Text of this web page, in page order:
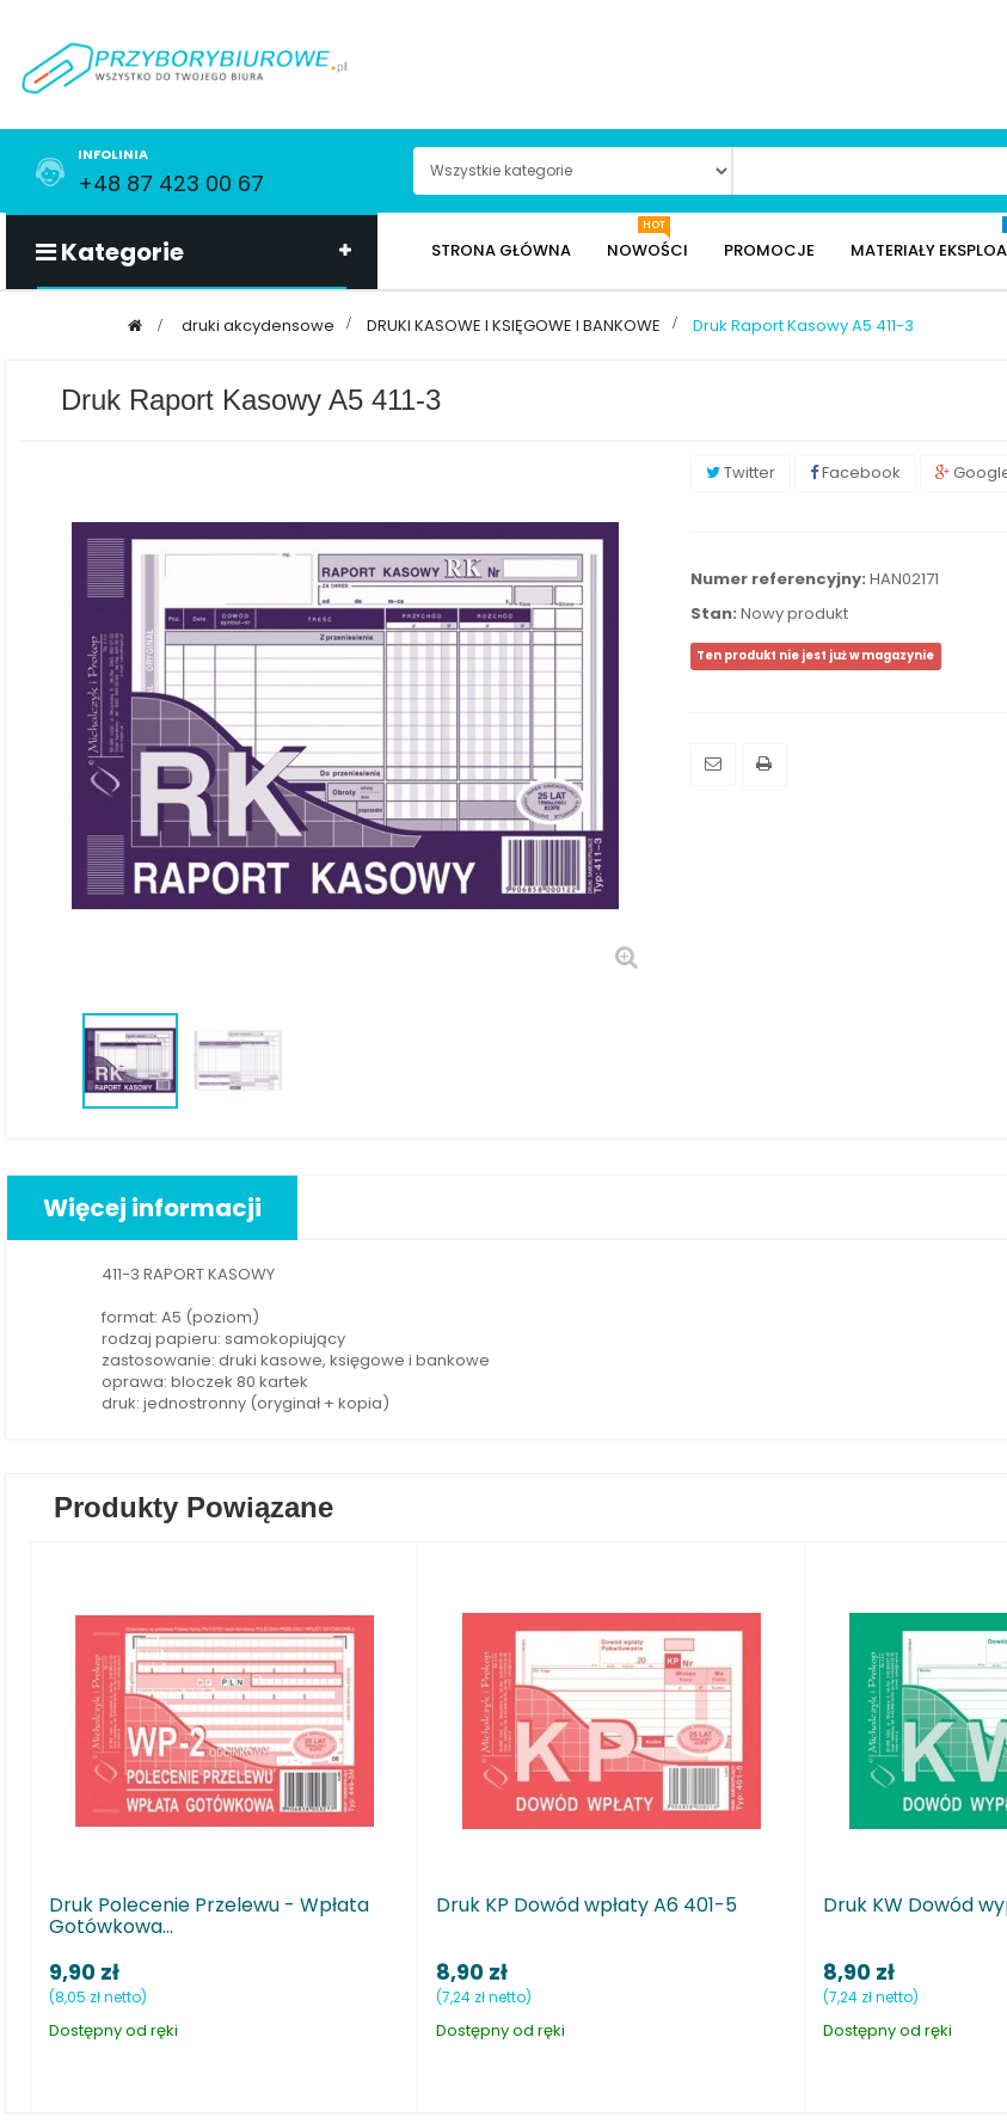
INFOLINIA
+48 87 423 00 67
Kategorie STRONA GŁÓWNA NOWOŚCI
HOT
PROMOCJE MATERIAŁY
> druki akcydensowe > DRUKI KASOWE I KSIĘGOWE I BANKOWE > Druk Raport Kasowy A5 411-3
Druk Raport Kasowy A5 411-3
Twitter Facebook
Numer referencyjny: HAN02171
Stan: Nowy produkt
Ten produkt nie jest już w magazynie
Więcej informacji
411-3 RAPORT KASOWY
format: A5 (poziom)
rodzaj papieru: samokopiujący
zastosowanie: druki kasowe, księgowe i bankowe
oprawa: bloczek 80 kartek
druk: jednostronny (oryginał + kopia)
Produkty Powiązane
Przelewu - Wpłata Druk KP Dowód wpłaty A6 401-5 Druk KW Dowód wypłaty A6 402-5